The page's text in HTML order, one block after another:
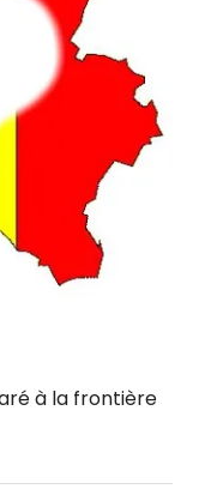
à la frontière